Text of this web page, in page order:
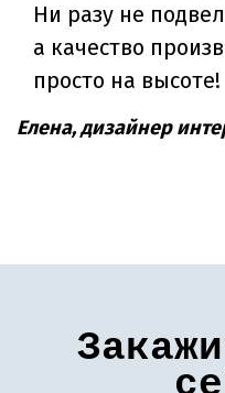
Ни разу не
а качество
просто на высоте!
Елена, дизайнер